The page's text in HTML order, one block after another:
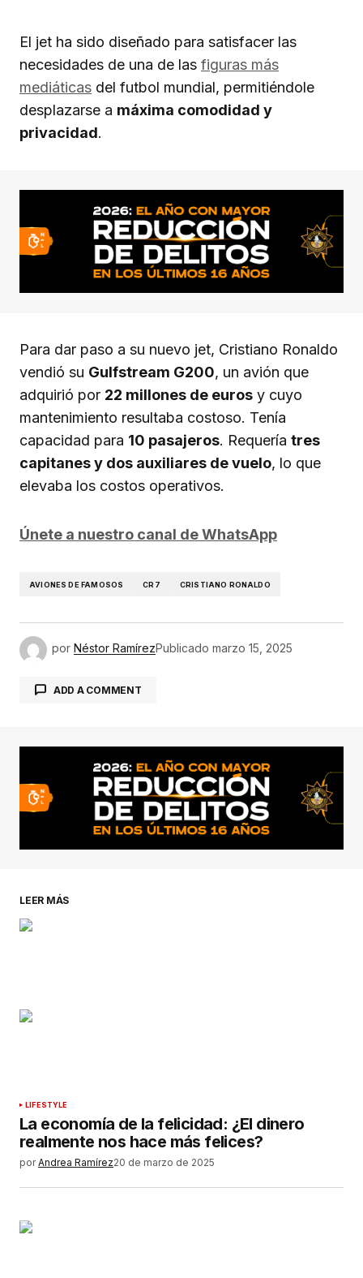
El jet ha sido diseñado para satisfacer las
necesidades de una de las figuras más
mediáticas del futbol mundial, permitiéndole
desplazarse a máxima comodidad y
privacidad.
Para dar paso a su nuevo jet, Cristiano Ronaldo
vendió su Gulfstream G200, un avión que
adquirió por 22 millones de euros y cuyo
mantenimiento resultaba costoso. Tenía
capacidad para 10 pasajeros. Requería tres
capitanes y dos auxiliares de vuelo, lo que
elevaba los costos operativos.
Únete a nuestro canal de WhatsApp
AVIONES DE FAMOSOS CR7 CRISTIANO RONALDO
por Néstor RamírezPublicado marzo 15, 2025
ADD A COMMENT
conectado
LEER MÁS
LIFESTYLE
La economía de la felicidad: ¿El dinero
realmente nos hace más felices?
por Andrea Ramírez20 de marzo de 2025